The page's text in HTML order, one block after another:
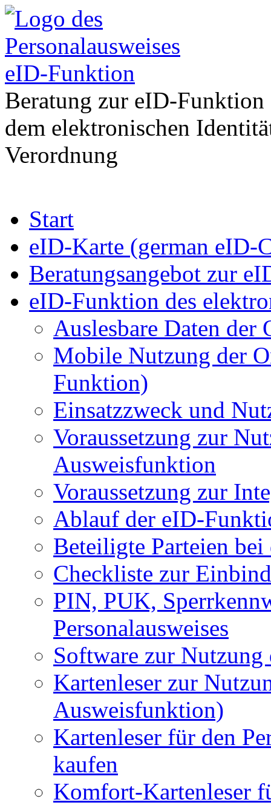
eID-Funktion
Beratung zur eID-
dem elektronischen
Verordnung
Inhalt
springenStart
eID-Karte (german eID-
Beratungsangebot zur
eID-Funktion des
Auslesbare Daten
Mobile Nutzung der
Funktion)
Einsatzzweck und
Voraussetzung zur
Ausweisfunktion
Voraussetzung zur
Ablauf der eID-
Beteiligte Parteien
Checkliste zur
PIN, PUK,
Personalausweises
Software zur
Kartenleser zur
Ausweisfunktion)
Kartenleser für den
kaufen
Komfort-Kartenleser